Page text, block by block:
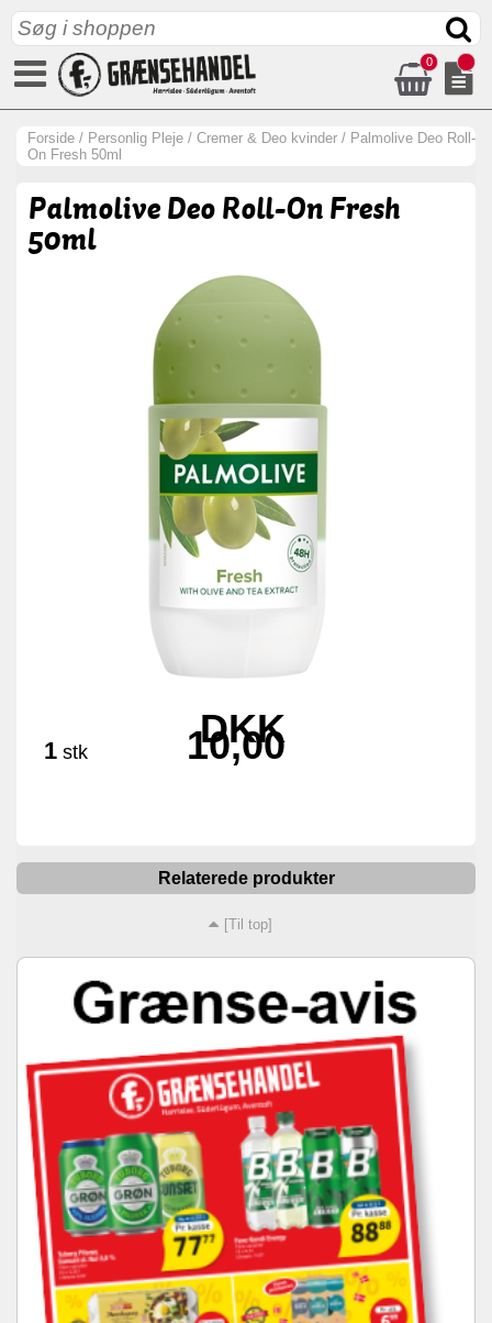
0
Forside / Personlig Pleje / Cremer & Deo kvinder / Palmolive Deo Roll-
On Fresh 50ml
Palmolive Deo Roll-On Fresh
50ml
1 stk
DKK
10,00
Relaterede produkter
[Til top]